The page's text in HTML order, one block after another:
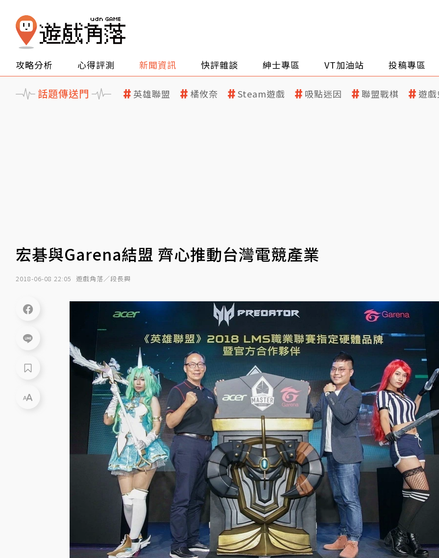
攻略分析 心得評測 新聞資訊 快評雜談 紳士專區 VT加油站 投稿專區
話題傳送門 英雄聯盟 橘攸奈 Steam遊戲 吸點迷因 聯盟戰棋 遊
宏碁與Garena結盟 齊心推動台灣電競產業
2018-06-08 22:05 遊戲角落／段長興